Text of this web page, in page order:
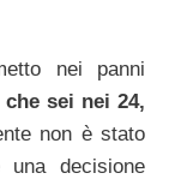
nei panni
sei nei 24,
non è stato
una decisione